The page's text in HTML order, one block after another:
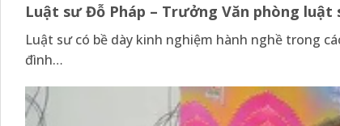
Luật sư Đỗ Pháp – Trưởng Văn phòng luật
Luật sư có bề dày kinh nghiệm hành nghề trong
đình…